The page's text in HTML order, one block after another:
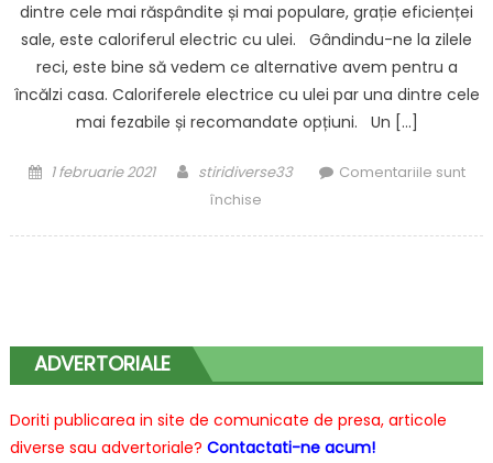
dintre cele mai răspândite și mai populare, grație eficienței
sale, este caloriferul electric cu ulei. Gândindu-ne la zilele
reci, este bine să vedem ce alternative avem pentru a
încălzi casa. Caloriferele electrice cu ulei par una dintre cele
mai fezabile și recomandate opțiuni. Un […]
Posted
1 februarie 2021 Author
stiridiverse33
Comentariile sunt
închisepentru
dintre
bune
opțiuni
ADVERTORIALE
Doriti publicarea in site de comunicate de presa, articole
diverse sau advertoriale? Contactati-ne acum!